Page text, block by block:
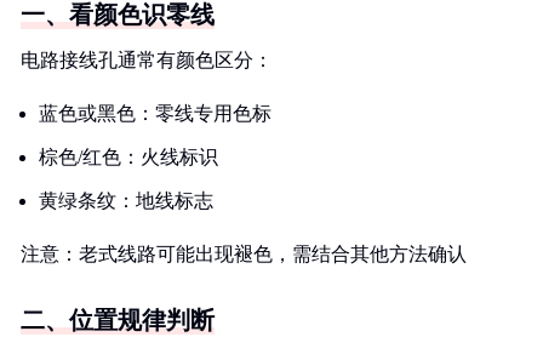
一、看颜色识零线
电路接线孔通常有颜色区分：
蓝色或黑色：零线专用色标
棕色/红色：火线标识
黄绿条纹：地线标志
注意：老式线路可能出现褪色，需结合其他方法确认
二、位置规律判断